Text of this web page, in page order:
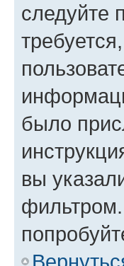
следуйте
было
вы